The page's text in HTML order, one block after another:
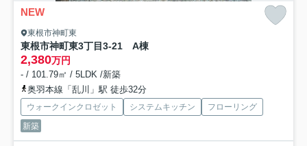
NEW
東根市神町東
東根市神町東3丁目3-21 A棟
2,380万円
- / 101.79㎡ / 5LDK /新築
奥羽本線「乱川」駅 徒歩32分
ウォークインクロゼット システムキッチン
フローリング
新築